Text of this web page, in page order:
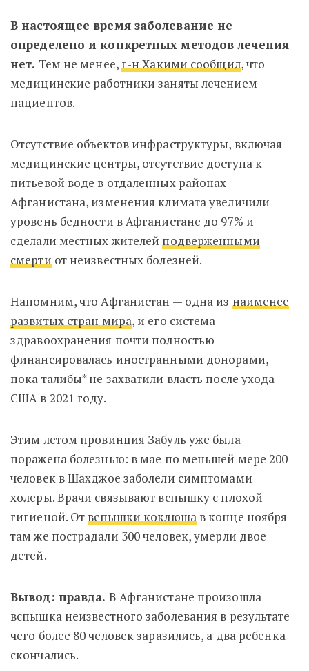
В настоящее время заболевание не
определено и конкретных методов лечения
нет. Тем не менее, г-н Хакими сообщил, что
медицинские работники заняты лечением
пациентов.
Отсутствие объектов инфраструктуры, включая
медицинские центры, отсутствие доступа к
питьевой воде в отдаленных районах
Афганистана, изменения климата увеличили
уровень бедности в Афганистане до 97% и
сделали местных жителей подверженными
смерти от неизвестных болезней.
Напомним, что Афганистан — одна из наименее
развитых стран мира, и его система
здравоохранения почти полностью
финансировалась иностранными донорами,
пока талибы* не захватили власть после ухода
США в 2021 году.
Этим летом провинция Забуль уже была
поражена болезнью: в мае по меньшей мере 200
человек в Шахджое заболели симптомами
холеры. Врачи связывают вспышку с плохой
гигиеной. От вспышки коклюшав конце ноября
там же пострадали 300 человек, умерли двое
детей.
Вывод: правда. В Афганистане произошла
вспышка неизвестного заболевания в результате
чего более 80 человек заразились, а два ребенка
скончались.